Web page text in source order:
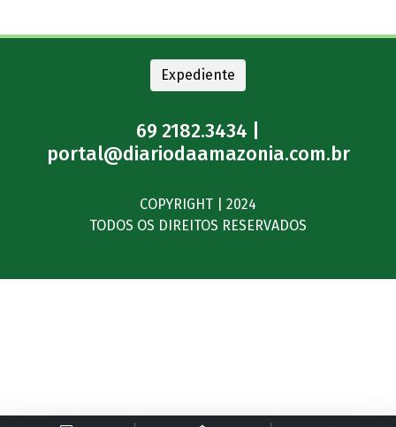
Expediente
69 2182.3434 |
portal@diariodaamazonia.com.br
COPYRIGHT | 2024
TODOS OS DIREITOS RESERVADOS